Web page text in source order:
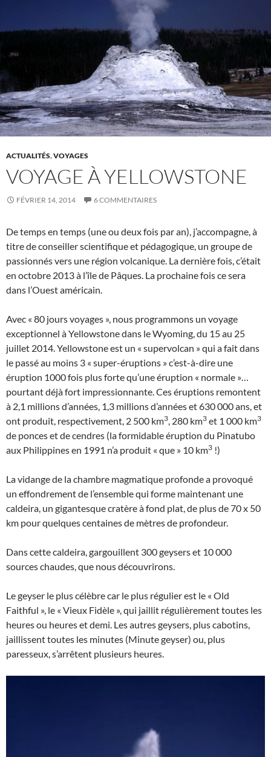
ACTUALITÉS,VOYAGES
VOYAGE À YELLOWSTONE
FÉVRIER 14, 2014 6 COMMENTAIRES
De temps en temps (une ou deux fois par an), j’accompagne, à
titre de conseiller scientifique et pédagogique, un groupe de
passionnés vers une région volcanique. La dernière fois, c’était
en octobre 2013 à l’île de Pâques. La prochaine fois ce sera
dans l’Ouest américain.
Avec « 80 jours voyages », nous programmons un voyage
exceptionnel à Yellowstone dans le Wyoming, du 15 au 25
juillet 2014. Yellowstone est un « supervolcan » qui a fait dans
le passé au moins 3 « super-éruptions » c’est-à-dire une
éruption 1000 fois plus forte qu’une éruption « normale »…
pourtant déjà fort impressionnante. Ces éruptions remontent
à 2,1 millions d’années, 1,3 millions d’années et 630 000 ans, et
ont produit, respectivement, 2 500 km3, 280 km3 et 1 000 km3
de ponces et de cendres (la formidable éruption du Pinatubo
aux Philippines en 1991 n’a produit « que » 10 km3 !)
La vidange de la chambre magmatique profonde a provoqué
un effondrement de l’ensemble qui forme maintenant une
caldeira, un gigantesque cratère à fond plat, de plus de 70 x 50
km pour quelques centaines de mètres de profondeur.
Dans cette caldeira, gargouillent 300 geysers et 10 000
sources chaudes, que nous découvrirons.
Le geyser le plus célèbre car le plus régulier est le « Old
Faithful », le « Vieux Fidèle », qui jaillit régulièrement toutes les
heures ou heures et demi. Les autres geysers, plus cabotins,
jaillissent toutes les minutes (Minute geyser) ou, plus
paresseux, s’arrêtent plusieurs heures.